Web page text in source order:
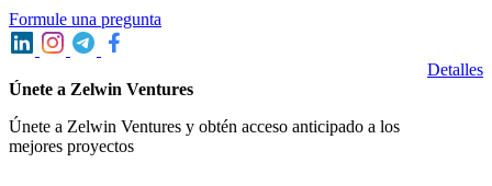
Formule una pregunta
Únete a Zelwin Ventures
Únete a Zelwin Ventures y obtén acceso anticipado a los
mejores proyectos
Detalles